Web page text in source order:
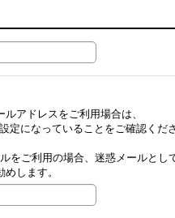
アドレスをご利用場合は、
定になっていることをご確認くだ
をご利用の場合、迷惑メールとし
します。